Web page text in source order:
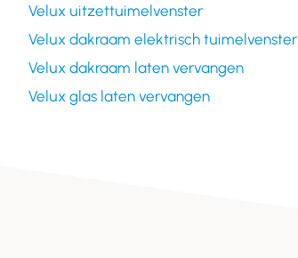
Velux uitzettuimelvenster
Velux dakraam elektrisch tuimelvenster
Velux dakraam laten vervangen
Velux glas laten vervangen